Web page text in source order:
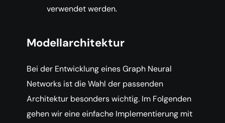
verwendet werden.
Modellarchitektur
Bei der Entwicklung eines Graph Neural
Networks ist die Wahl der passenden
Architektur besonders wichtig. Im Folgenden
gehen wir eine einfache Implementierung mit